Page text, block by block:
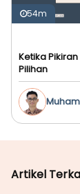
54m
Ketika
Pilihan
Artikel